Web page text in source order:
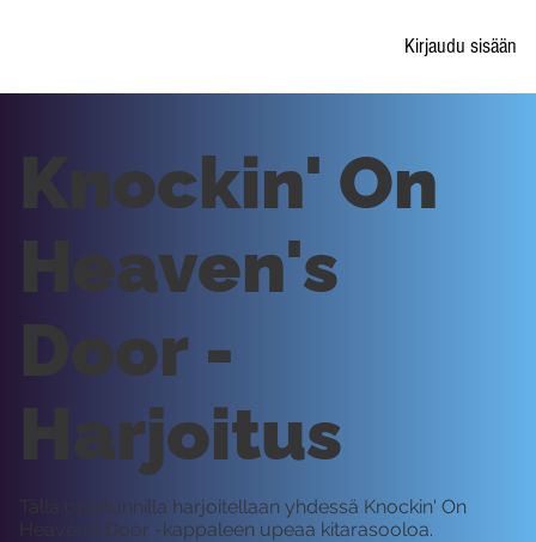
Kirjaudu sisään
Knockin' On
Heaven's
Door -
Harjoitus
Tällä oppitunnilla harjoitellaan yhdessä Knockin' On
Heaven's Door -kappaleen upeaa kitarasooloa.